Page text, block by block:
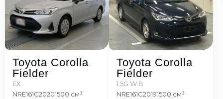
Toyota Corolla
Fielder
EX
NRE161G20201500 см³
Toyota Corolla
Fielder
1.5G W B
NRE161G20191500 см³